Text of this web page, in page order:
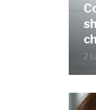
2